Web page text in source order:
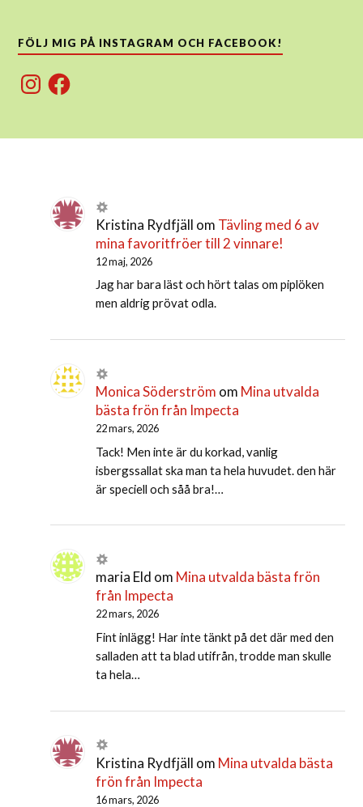
FÖLJ MIG PÅ INSTAGRAM OCH FACEBOOK!
InstagramFacebook
Kristina Rydfjäll om Tävling med 6 av
mina favoritfröer till 2 vinnare!
12 maj, 2026
Jag har bara läst och hört talas om piplöken
men aldrig prövat odla.
Monica Söderström om Mina utvalda
bästa frön från Impecta
22 mars, 2026
Tack! Men inte är du korkad, vanlig
isbergssallat ska man ta hela huvudet. den här
är speciell och såå bra!…
maria Eld om Mina utvalda bästa frön
från Impecta
22 mars, 2026
Fint inlägg! Har inte tänkt på det där med den
salladen att ta blad utifrån, trodde man skulle
ta hela…
Kristina Rydfjäll om Mina utvalda bästa
frön från Impecta
16 mars, 2026